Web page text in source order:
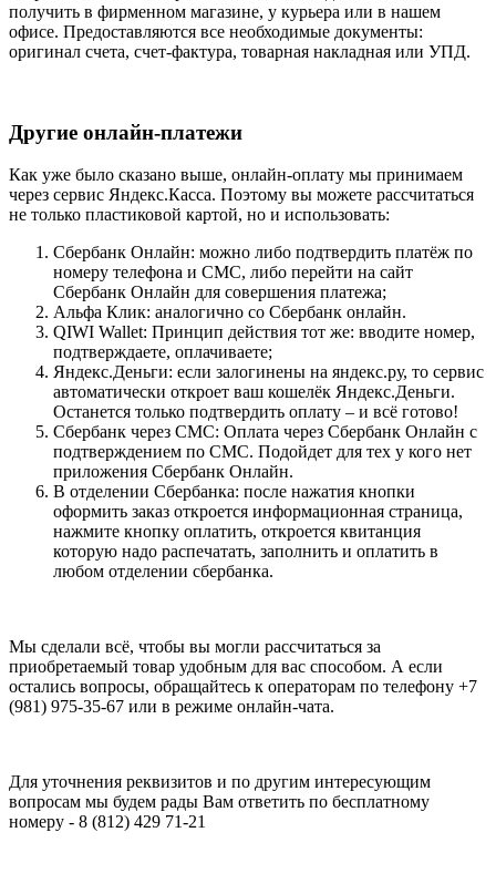
получить в фирменном магазине, у курьера или в нашем
офисе. Предоставляются все необходимые документы:
оригинал счета, счет-фактура, товарная накладная или УПД.
Другие онлайн-платежи
Как уже было сказано выше, онлайн-оплату мы принимаем
через сервис Яндекс.Касса. Поэтому вы можете рассчитаться
не только пластиковой картой, но и использовать:
Сбербанк Онлайн: можно либо подтвердить платёж по
номеру телефона и СМС, либо перейти на сайт
Сбербанк Онлайн для совершения платежа;
Альфа Клик: аналогично со Сбербанк онлайн.
QIWI Wallet: Принцип действия тот же: вводите номер,
подтверждаете, оплачиваете;
Яндекс.Деньги: если залогинены на яндекс.ру, то сервис
автоматически откроет ваш кошелёк Яндекс.Деньги.
Останется только подтвердить оплату – и всё готово!
Сбербанк через СМС: Оплата через Сбербанк Онлайн с
подтверждением по СМС. Подойдет для тех у кого нет
приложения Сбербанк Онлайн.
В отделении Сбербанка: после нажатия кнопки
оформить заказ откроется информационная страница,
нажмите кнопку оплатить, откроется квитанция
которую надо распечатать, заполнить и оплатить в
любом отделении сбербанка.
Мы сделали всё, чтобы вы могли рассчитаться за
приобретаемый товар удобным для вас способом. А если
остались вопросы, обращайтесь к операторам по телефону +7
(981) 975-35-67 или в режиме онлайн-чата.
Для уточнения реквизитов и по другим интересующим
вопросам мы будем рады Вам ответить по бесплатному
номеру - 8 (812) 429 71-21